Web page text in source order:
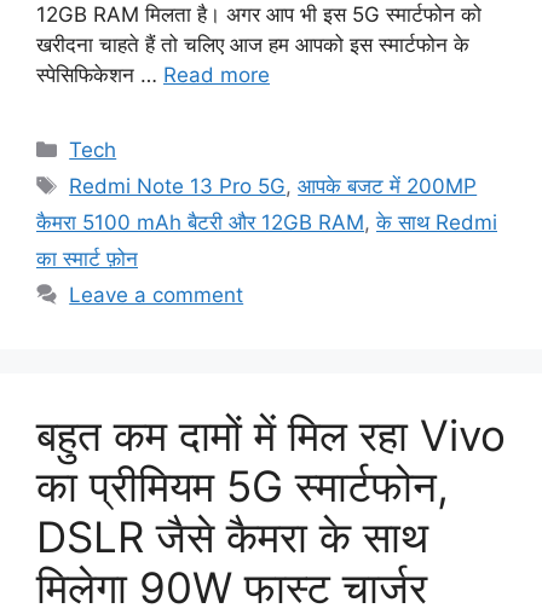
12GB RAM मिलता है। अगर आप भी इस 5G स्मार्टफोन को
खरीदना चाहते हैं तो चलिए आज हम आपको इस स्मार्टफोन के
स्पेसिफिकेशन … Read more
Categories
Tech
Tags
Redmi Note 13 Pro 5G,आपके बजट में 200MP
कैमरा 5100 mAh बैटरी और 12GB RAM,के साथ Redmi
का स्मार्ट फ़ोन
Leave a comment
बहुत कम दामों में मिल रहा Vivo
का प्रीमियम 5G स्मार्टफोन,
DSLR जैसे कैमरा के साथ
मिलेगा 90W फास्ट चार्जर